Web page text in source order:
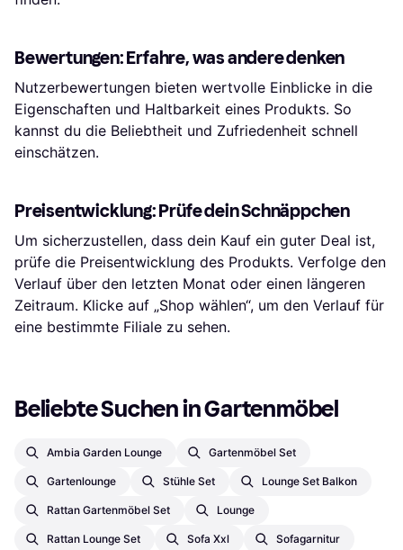
Bewertungen: Erfahre, was andere denken
Nutzerbewertungen bieten wertvolle Einblicke in die
Eigenschaften und Haltbarkeit eines Produkts. So
kannst du die Beliebtheit und Zufriedenheit schnell
einschätzen.
Preisentwicklung: Prüfe dein Schnäppchen
Um sicherzustellen, dass dein Kauf ein guter Deal ist,
prüfe die Preisentwicklung des Produkts. Verfolge den
Verlauf über den letzten Monat oder einen längeren
Zeitraum. Klicke auf „Shop wählen“, um den Verlauf für
eine bestimmte Filiale zu sehen.
Beliebte Suchen in Gartenmöbel
Ambia Garden Lounge Gartenmöbel Set
Gartenlounge Stühle Set Lounge Set Balkon
Rattan Gartenmöbel Set Lounge
Rattan Lounge Set Sofa Xxl Sofagarnitur